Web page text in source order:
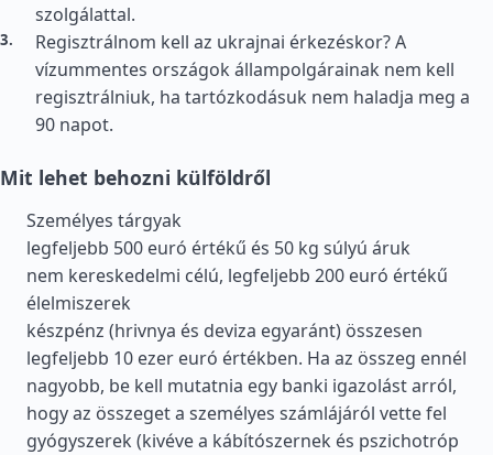
szolgálattal.
Regisztrálnom kell az ukrajnai érkezéskor? A
vízummentes országok állampolgárainak nem kell
regisztrálniuk, ha tartózkodásuk nem haladja meg a
90 napot.
Mit lehet behozni külföldről
Személyes tárgyak
legfeljebb 500 euró értékű és 50 kg súlyú áruk
nem kereskedelmi célú, legfeljebb 200 euró értékű
élelmiszerek
készpénz (hrivnya és deviza egyaránt) összesen
legfeljebb 10 ezer euró értékben. Ha az összeg ennél
nagyobb, be kell mutatnia egy banki igazolást arról,
hogy az összeget a személyes számlájáról vette fel
gyógyszerek (kivéve a kábítószernek és pszichotróp